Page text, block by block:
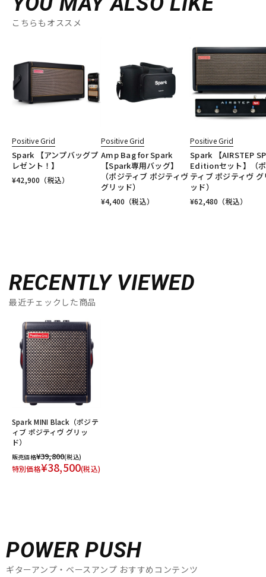
こちらもオススメ
Positive Grid
Spark 【アンプバッグプ
レゼント！】
¥42,900 （税込）
Positive Grid
Amp Bag for Spark
【Spark専用バッグ】
（ポジティブ ポジティヴ
グリッド）
¥4,400 （税込）
Positive Grid
Spark 【AIRSTEP
Editionセット】（
ティブ ポジティヴ グ
ッド）
¥62,480 （税込）
RECENTLY VIEWED
最近チェックした商品
Spark MINI Black（ポジテ
ィブ ポジティヴ グリッ
ド）
販売価格¥39,800(税込)
特別価格¥38,500(税込)
POWER PUSH
ギターアンプ・ベースアンプ おすすめコンテンツ